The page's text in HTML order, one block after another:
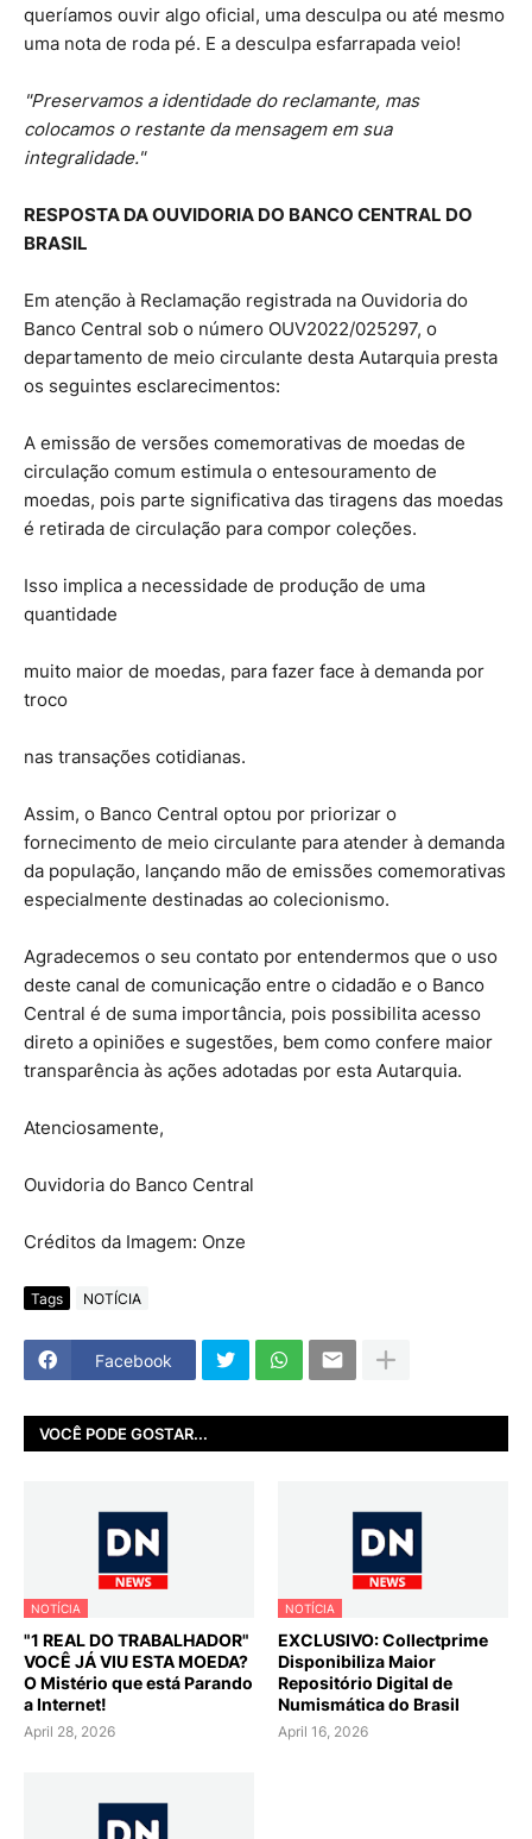
queríamos ouvir algo oficial, uma desculpa ou até mesmo
uma nota de roda pé. E a desculpa esfarrapada veio!
"Preservamos a identidade do reclamante, mas
colocamos o restante da mensagem em sua
integralidade."
RESPOSTA DA OUVIDORIA DO BANCO CENTRAL DO
BRASIL
Em atenção à Reclamação registrada na Ouvidoria do
Banco Central sob o número OUV2022/025297, o
departamento de meio circulante desta Autarquia presta
os seguintes esclarecimentos:
A emissão de versões comemorativas de moedas de
circulação comum estimula o entesouramento de
moedas, pois parte significativa das tiragens das moedas
é retirada de circulação para compor coleções.
Isso implica a necessidade de produção de uma
quantidade
muito maior de moedas, para fazer face à demanda por
troco
nas transações cotidianas.
Assim, o Banco Central optou por priorizar o
fornecimento de meio circulante para atender à demanda
da população, lançando mão de emissões comemorativas
especialmente destinadas ao colecionismo.
Agradecemos o seu contato por entendermos que o uso
deste canal de comunicação entre o cidadão e o Banco
Central é de suma importância, pois possibilita acesso
direto a opiniões e sugestões, bem como confere maior
transparência às ações adotadas por esta Autarquia.
Atenciosamente,
Ouvidoria do Banco Central
Créditos da Imagem: Onze
Tags NOTÍCIA
Facebook
VOCÊ PODE GOSTAR...
NOTÍCIA
"1 REAL DO TRABALHADOR"
VOCÊ JÁ VIU ESTA MOEDA?
O Mistério que está Parando
a Internet!
April 28, 2026
NOTÍCIA
EXCLUSIVO: Collectprime
Disponibiliza Maior
Repositório Digital de
Numismática do Brasil
April 16, 2026